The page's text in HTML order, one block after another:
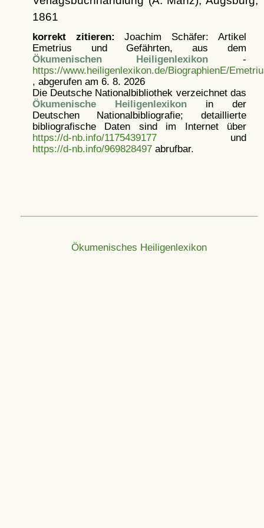
1861
korrekt zitieren: Joachim Schäfer: Artikel
Emetrius und Gefährten, aus dem
Ökumenischen Heiligenlexikon -
https://www.heiligenlexikon.de/BiographienE/
, abgerufen am 6. 8. 2026
Die Deutsche Nationalbibliothek verzeichnet das
Ökumenische Heiligenlexikonin der
Deutschen Nationalbibliografie; detaillierte
bibliografische Daten sind im Internet über
https://d-nb.info/1175439177und
https://d-nb.info/969828497abrufbar.
Ökumenisches Heiligenlexikon